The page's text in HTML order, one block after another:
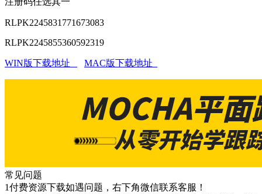
RLPK2245831771673083
RLPK2245855360592319
WIN版下载地址 MAC版下载地址
常见问题
1付费资源下载如遇问题，右下角微信联系客服！